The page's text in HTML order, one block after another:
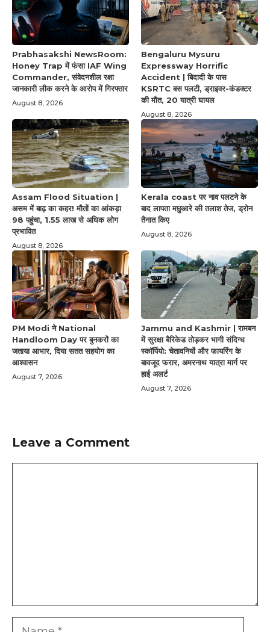
Prabhasakshi NewsRoom:
Honey Trap में फंसा IAF Wing
Commander, संवेदनशील रक्षा
जानकारी लीक करने के आरोप में गिरफ्तार
August 8, 2026
Bengaluru Mysuru
Expressway Horrific
Accident | बिदादी के पास
KSRTC बस पलटी, ड्राइवर-कंडक्टर
की मौत, 20 यात्री घायल
August 8, 2026
Assam Flood Situation |
असम में बाढ़ का कहर! मौतों का आंकड़ा
98 पहुंचा, 1.55 लाख से अधिक लोग
प्रभावित
August 8, 2026
Kerala coast पर नाव पलटने के
बाद लापता मछुआरे की तलाश तेज, ड्रोन
तैनात किए
August 8, 2026
PM Modi ने National
Handloom Day पर बुनकरों का
जताया आभार, दिया सतत सहयोग का
आश्वासन
August 7, 2026
Jammu and Kashmir | रामबन
में सुरक्षा बैरिकेड तोड़कर भागी संदिग्ध
स्कॉर्पियो: चेतावनियों और फायरिंग के
बावजूद फरार, अमरनाथ यात्रा मार्ग पर
हाई अलर्ट
August 7, 2026
Leave a Comment
Name